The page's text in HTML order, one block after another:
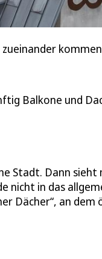
Balkone und
Stadt. Dann sieht
nicht in das
Dächer“, an